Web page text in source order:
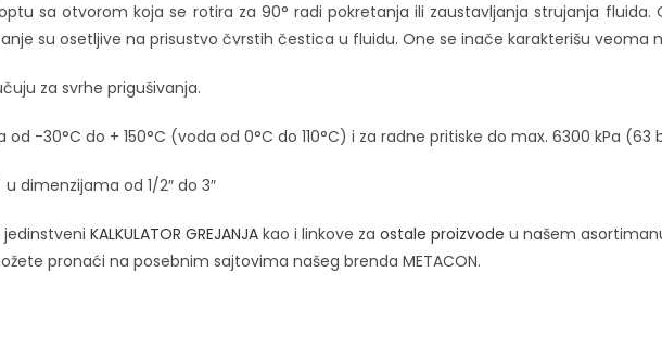
sa otvorom koja se rotira za 90° radi pokretanja ili zaustavljanja strujanja
su osetljive na prisustvo čvrstih čestica u fluidu. One se inače karakterišu veoma
za svrhe prigušivanja.
-30°C do + 150°C (voda od 0°C do 110°C) i za radne pritiske do max. 6300 kPa (63
dimenzijama od 1/2″ do 3″
KALKULATOR GREJANJA kao i linkove za ostale proizvode u našem
pronaći na posebnim sajtovima našeg brenda METACON.